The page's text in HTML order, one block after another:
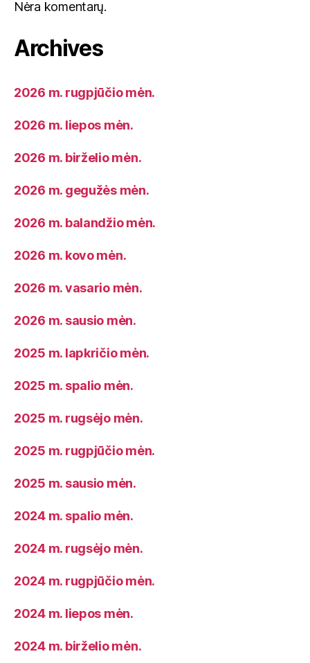
Nėra komentarų.
Archives
2026 m. rugpjūčio mėn.
2026 m. liepos mėn.
2026 m. birželio mėn.
2026 m. gegužės mėn.
2026 m. balandžio mėn.
2026 m. kovo mėn.
2026 m. vasario mėn.
2026 m. sausio mėn.
2025 m. lapkričio mėn.
2025 m. spalio mėn.
2025 m. rugsėjo mėn.
2025 m. rugpjūčio mėn.
2025 m. sausio mėn.
2024 m. spalio mėn.
2024 m. rugsėjo mėn.
2024 m. rugpjūčio mėn.
2024 m. liepos mėn.
2024 m. birželio mėn.